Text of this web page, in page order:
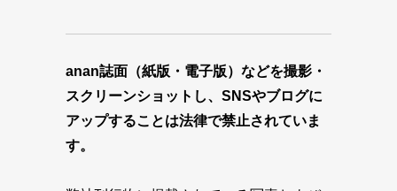
anan誌面（紙版・電子版）などを撮影・
スクリーンショットし、SNSやブログに
アップすることは法律で禁止されていま
す。